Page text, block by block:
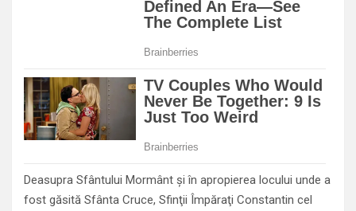
Deasupra Sfântului Mormânt şi în apropierea locului unde a
fost găsită Sfânta Cruce, Sfinţii Împăraţi Constantin cel